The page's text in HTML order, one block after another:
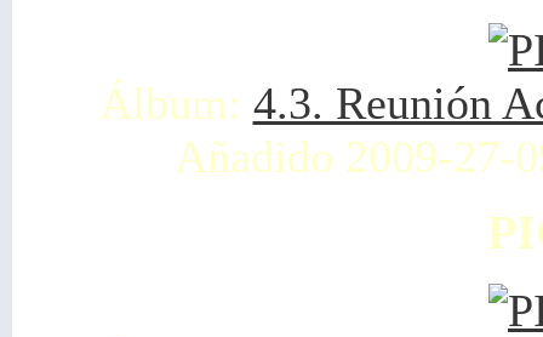
Álbum: 4.3. Reunión
Añadido 2009-27-